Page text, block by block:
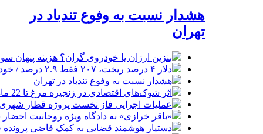
هشدار نسبت به وفوع تندباد در
تهران
بنزین ارزان یا خودروی گران؟ هزینه
دلار ۴ درصد ریخت، ۲۰۷ فقط ۲.۹ درصد / خودرو زیر فشار دلار کوتاه می‌آید؟
هشدار نسبت به وفوع تندباد در تهران
اثر شوک‌های اقتصادی در زنجیره مرغ تا 22 ماه باقی می‌ماند
عملیات اجرایی فاز نخست پروژه قطار
«باقر خرازی» به دادگاه ویژه روحانیت
دستیار هوشمند قضایی به کمک قاضی پرونده